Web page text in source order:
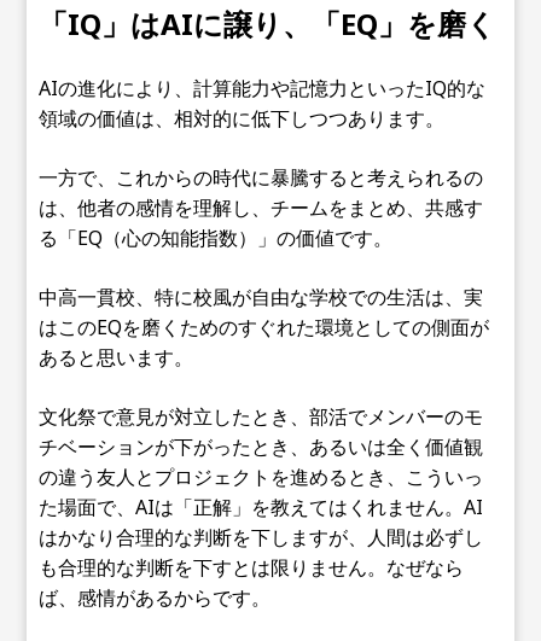
「IQ」はAIに譲り、「EQ」を磨く
AIの進化により、計算能力や記憶力といったIQ的な
領域の価値は、相対的に低下しつつあります。
一方で、これからの時代に暴騰すると考えられるの
は、他者の感情を理解し、チームをまとめ、共感す
る「EQ（心の知能指数）」の価値です。
中高一貫校、特に校風が自由な学校での生活は、実
はこのEQを磨くためのすぐれた環境としての側面が
あると思います。
文化祭で意見が対立したとき、部活でメンバーのモ
チベーションが下がったとき、あるいは全く価値観
の違う友人とプロジェクトを進めるとき、こういっ
た場面で、AIは「正解」を教えてはくれません。AI
はかなり合理的な判断を下しますが、人間は必ずし
も合理的な判断を下すとは限りません。なぜなら
ば、感情があるからです。